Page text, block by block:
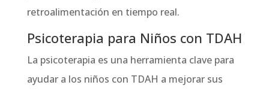
retroalimentación en tiempo real.
Psicoterapia para Niños con TDAH
La psicoterapia es una herramienta clave para
ayudar a los niños con TDAH a mejorar sus